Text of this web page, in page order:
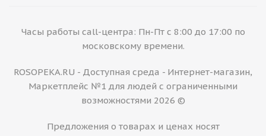
Часы работы call-центра: Пн-Пт с 8:00 до 17:00 по
московскому времени.
ROSOPEKA.RU - Доступная среда - Интернет-магазин,
Маркетплейс №1 для людей с ограниченными
возможностями 2026 ©
Предложения о товарах и ценах носят